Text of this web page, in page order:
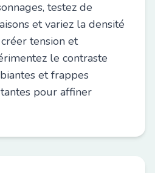
testez de
et variez la densité
tension et
le contraste
et frappes
pour affiner